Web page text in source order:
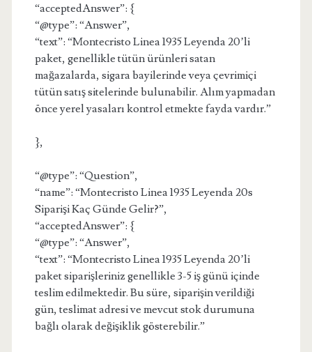
“acceptedAnswer”: {
“@type”: “Answer”,
“text”: “Montecristo Linea 1935 Leyenda 20’li
paket, genellikle tütün ürünleri satan
mağazalarda, sigara bayilerinde veya çevrimiçi
tütün satış sitelerinde bulunabilir. Alım yapmadan
önce yerel yasaları kontrol etmekte fayda vardır.”
},
“@type”: “Question”,
“name”: “Montecristo Linea 1935 Leyenda 20s
Siparişi Kaç Günde Gelir?”,
“acceptedAnswer”: {
“@type”: “Answer”,
“text”: “Montecristo Linea 1935 Leyenda 20’li
paket siparişleriniz genellikle 3-5 iş günü içinde
teslim edilmektedir. Bu süre, siparişin verildiği
gün, teslimat adresi ve mevcut stok durumuna
bağlı olarak değişiklik gösterebilir.”